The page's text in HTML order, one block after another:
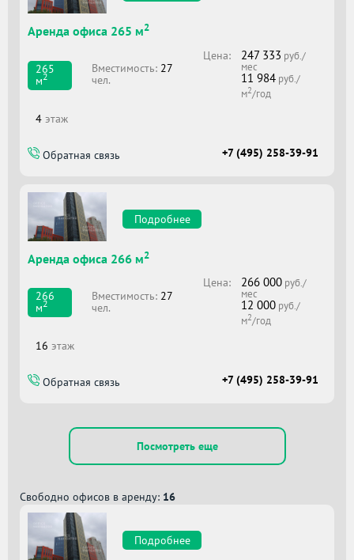
Аренда офиса 265 м2
265
м2
Вместимоcть: 27
чел.
Цена: 247 333 руб./
мес
11 984руб./
м2/год
4 этаж
Обратная связь +7 (495) 258-39-91
Подробнее
Аренда офиса 266 м2
266
м2
Вместимоcть: 27
чел.
Цена: 266 000руб./
мес
12 000руб./
м2/год
16 этаж
Обратная связь +7 (495) 258-39-91
Посмотреть еще
Свободно офисов в аренду: 16
Подробнее